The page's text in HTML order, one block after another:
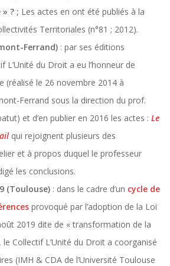
? ; Les actes en ont été publiés à la
Territoriales (n°81 ; 2012).
Ferrand) : par ses éditions
L’Unité du Droit a eu l’honneur de
(réalisé le 26 novembre 2014 à
Ferrand sous la direction du prof.
et d’en publier en 2016 les actes : Le
qui rejoignent plusieurs des
et à propos duquel le professeur
les conclusions.
(Toulouse) : dans le cadre d’un cycle de
provoqué par l’adoption de la Loi
2019 dite de « transformation de la
Collectif L’Unité du Droit a coorganisé
(IMH & CDA de l’Université Toulouse